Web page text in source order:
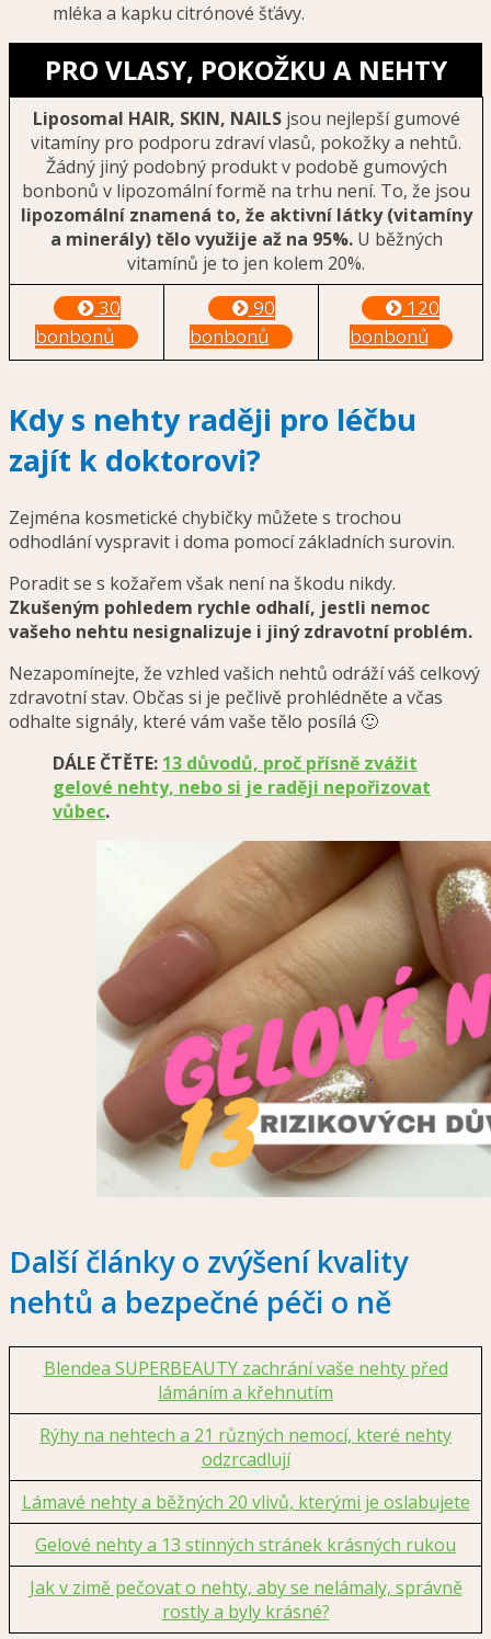
mléka a kapku citrónové šťávy.
PRO VLASY, POKOŽKU A NEHTY
Liposomal HAIR, SKIN, NAILSjsou nejlepší gumové
vitamíny pro podporu zdraví vlasů, pokožky a nehtů.
Žádný jiný podobný produkt v podobě gumových
bonbonů v lipozomální formě na trhu není. To, že jsou
lipozomální znamená to, že aktivní látky (vitamíny
a minerály) tělo využije až na 95%.U běžných
vitamínů je to jen kolem 20%.
30
bonbonů
90
bonbonů
120
bonbonů
Kdy s nehty raději pro léčbu
zajít k doktorovi?
Zejména kosmetické chybičky můžete s trochou
odhodlání vyspravit i doma pomocí základních surovin.
Poradit se s kožařem však není na škodu nikdy.
Zkušeným pohledem rychle odhalí, jestli nemoc
vašeho nehtu nesignalizuje i jiný zdravotní problém.
Nezapomínejte, že vzhled vašich nehtů odráží váš celkový
zdravotní stav. Občas si je pečlivě prohlédněte a včas
odhalte signály, které vám vaše tělo posílá 🙂
DÁLE ČTĚTE: 13 důvodů, proč přísně zvážit
gelové nehty, nebo si je raději nepořizovat
vůbec.
Další články o zvýšení kvality
nehtů a bezpečné péči o ně
Blendea SUPERBEAUTY zachrání vaše nehty před
lámáním a křehnutím
Rýhy na nehtech a 21 různých nemocí, které nehty
odzrcadlují
Lámavé nehty a běžných 20 vlivů, kterými je oslabujete
Gelové nehty a 13 stinných stránek krásných rukou
Jak v zimě pečovat o nehty, aby se nelámaly, správně
rostly a byly krásné?